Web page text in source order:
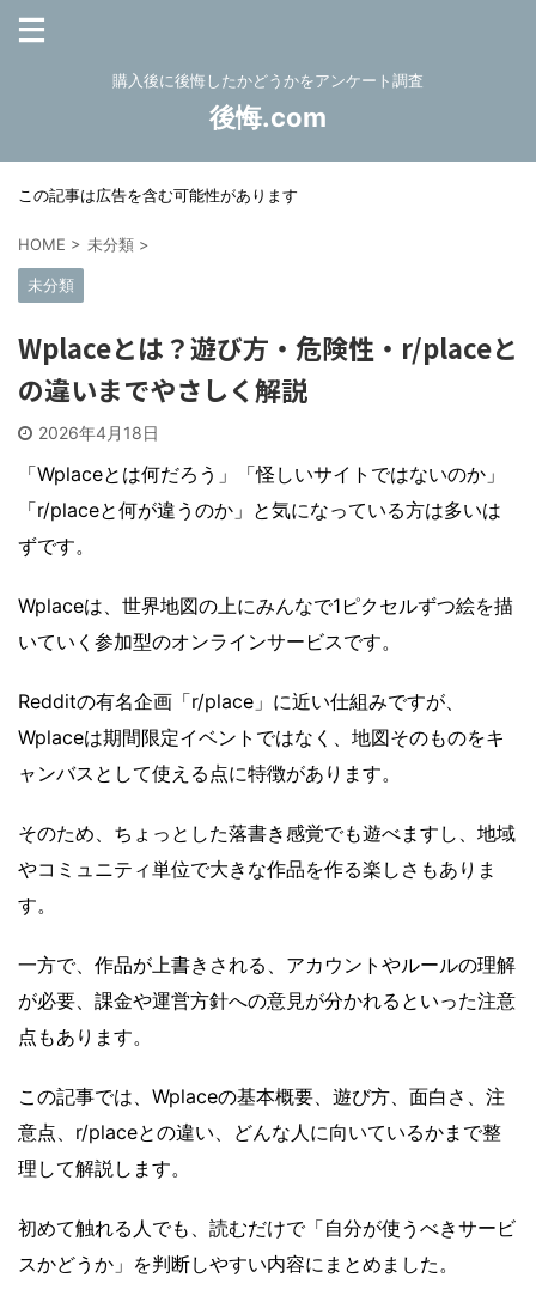
購入後に後悔したかどうかをアンケート調査
後悔.com
この記事は広告を含む可能性があります
HOME > 未分類 >
未分類
Wplaceとは？遊び方・危険性・r/placeと
の違いまでやさしく解説
2026年4月18日
「Wplaceとは何だろう」「怪しいサイトではないのか」
「r/placeと何が違うのか」と気になっている方は多いは
ずです。
Wplaceは、世界地図の上にみんなで1ピクセルずつ絵を描
いていく参加型のオンラインサービスです。
Redditの有名企画「r/place」に近い仕組みですが、
Wplaceは期間限定イベントではなく、地図そのものをキ
ャンバスとして使える点に特徴があります。
そのため、ちょっとした落書き感覚でも遊べますし、地域
やコミュニティ単位で大きな作品を作る楽しさもありま
す。
一方で、作品が上書きされる、アカウントやルールの理解
が必要、課金や運営方針への意見が分かれるといった注意
点もあります。
この記事では、Wplaceの基本概要、遊び方、面白さ、注
意点、r/placeとの違い、どんな人に向いているかまで整
理して解説します。
初めて触れる人でも、読むだけで「自分が使うべきサービ
スかどうか」を判断しやすい内容にまとめました。